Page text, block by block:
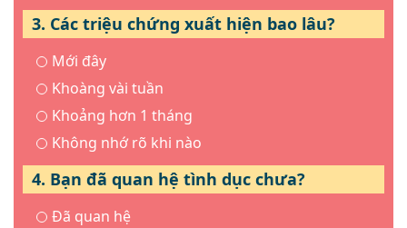
3. Các triệu chứng xuất hiện bao lâu?
Mới đây
Khoàng vài tuần
Khoảng hơn 1 tháng
Không nhớ rõ khi nào
4. Bạn đã quan hệ tình dục chưa?
Đã quan hệ